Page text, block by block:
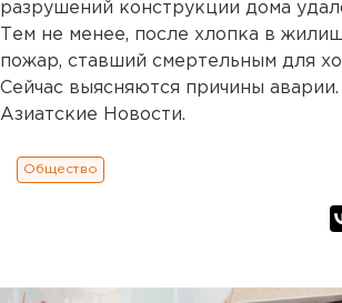
разрушений конструкции дома
Тем не менее, после хлопка в
пожар, ставший смертельным для
Сейчас выясняются причины
Азиатские Новости.
Общество